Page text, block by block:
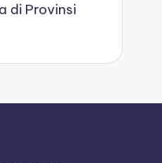
di Provinsi